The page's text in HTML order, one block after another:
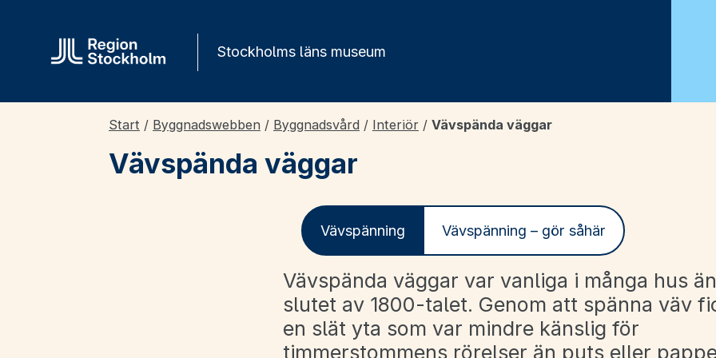
Stockholms läns museum
Start / Byggnadswebben / Byggnadsvård / Interiör / Vävspända väggar
Vävspända väggar
Vävspänning Vävspänning – gör såhär
Vävspända väggar var vanliga i många hus
slutet av 1800-talet. Genom att spänna väv
en slät yta som var mindre känslig för
timmerstommens rörelser än puts eller